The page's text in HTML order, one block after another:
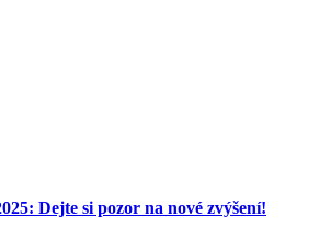
Dejte si pozor na nové zvýšení!